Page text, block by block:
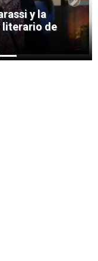
y la
literario de
Next